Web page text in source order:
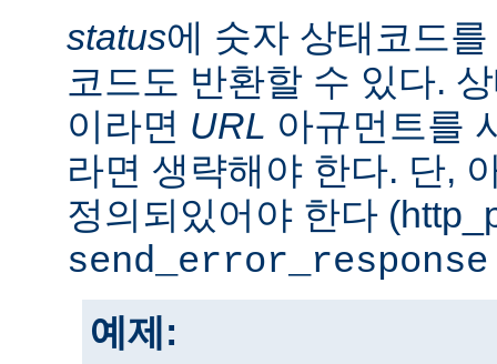
status에 숫자 상태코드
코드도 반환할 수 있다.
이라면 URL 아규먼트를
라면 생략해야 한다. 단,
정의되있어야 한다
send_error_response
예제: